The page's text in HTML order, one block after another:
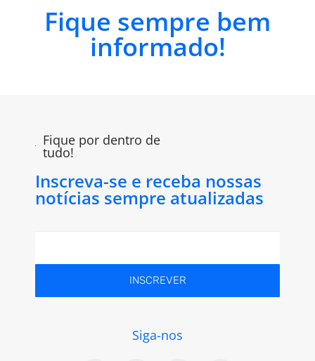
Fique sempre bem
informado!
Fique por dentro de
tudo!
Inscreva-se e receba nossas
notícias sempre atualizadas
INSCREVER
Siga-nos